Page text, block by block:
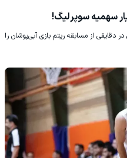
سهمیه سوپرلیگ!
دقایقی از مسابقه ریتم بازی آبی‌پوشان را